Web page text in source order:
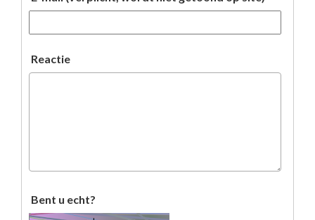
Reactie
Bent u echt?